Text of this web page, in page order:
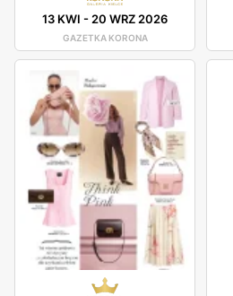
13 KWI - 20 WRZ 2026
GAZETKA KORONA